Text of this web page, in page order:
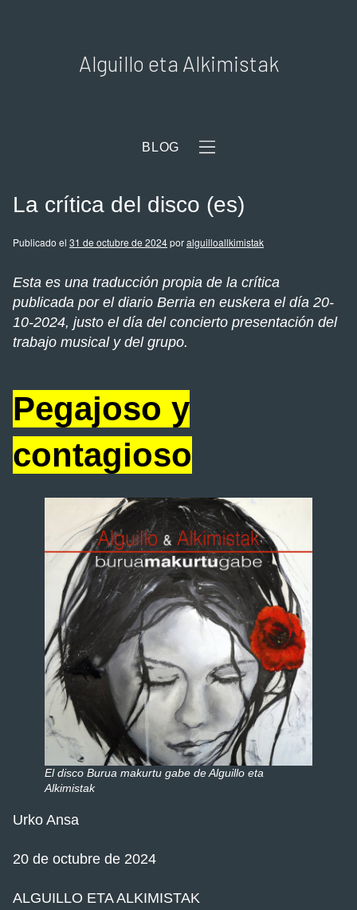
Alguillo eta Alkimistak
BLOG
La crítica del disco (es)
Publicado el 31 de octubre de 2024poralguilloallkimistak
Esta es una traducción propia de la crítica
publicada por el diario Berria en euskera el día 20-
10-2024, justo el día del concierto presentación del
trabajo musical y del grupo.
Pegajoso y
contagioso
El disco Burua makurtu gabe de Alguillo eta
Alkimistak
Urko Ansa
20 de octubre de 2024
ALGUILLO ETA ALKIMISTAK